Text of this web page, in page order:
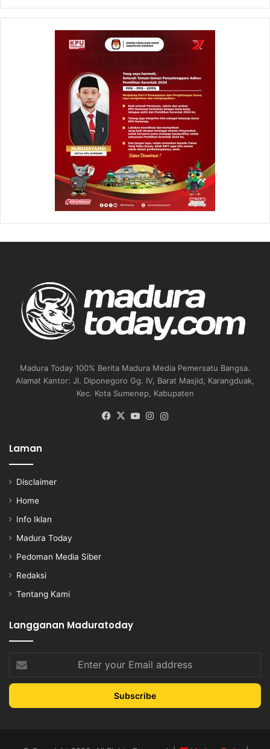
Madura Today 100% Berita Madura Media Pemersatu Bangsa.
Alamat Kantor: Jl. Diponegoro Gg. IV, Barat Masjid, Karangduak,
Kec. Kota Sumenep, Kabupaten
Facebook
X YouTubeInstagram
Laman
Disclaimer
Home
Info Iklan
Madura Today
Pedoman Media Siber
Redaksi
Tentang Kami
Langganan Maduratoday
Enter
your
Email